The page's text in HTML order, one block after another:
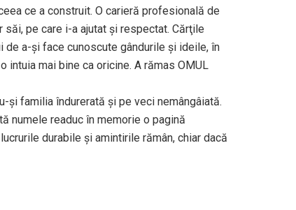
ce a construit. O carieră profesională de
pe care i-a ajutat şi respectat. Cărţile
a-şi face cunoscute gândurile şi ideile, în
intuia mai bine ca oricine. A rămas OMUL
şi familia îndurerată şi pe veci nemângâiată.
numele readuc în memorie o pagină
durabile şi amintirile rămân, chiar dacă